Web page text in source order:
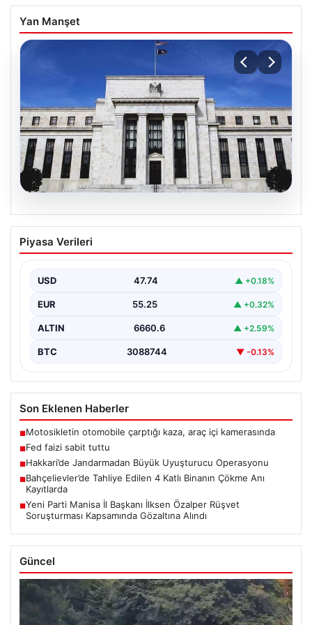
Yan Manşet
08.08.2026
Fed faizi sabit tuttu
Piyasa Verileri
USD 47.74 ▲ +0.18%
EUR 55.25 ▲ +0.32%
ALTIN 6660.6 ▲ +2.59%
BTC 3088744 ▼ -0.13%
Son Eklenen Haberler
■Motosikletin otomobile çarptığı kaza, araç içi kamerasında
■Fed faizi sabit tuttu
■Hakkari’de Jandarmadan Büyük Uyuşturucu Operasyonu
■Bahçelievler’de Tahliye Edilen 4 Katlı Binanın Çökme Anı
Kayıtlarda
■Yeni Parti Manisa İl Başkanı İlksen Özalper Rüşvet
Soruşturması Kapsamında Gözaltına Alındı
Güncel